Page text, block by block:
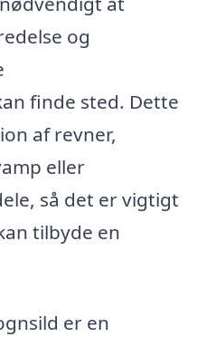
og
finde sted. Dette
af revner,
eller
så det er vigtigt
tilbyde en
er en